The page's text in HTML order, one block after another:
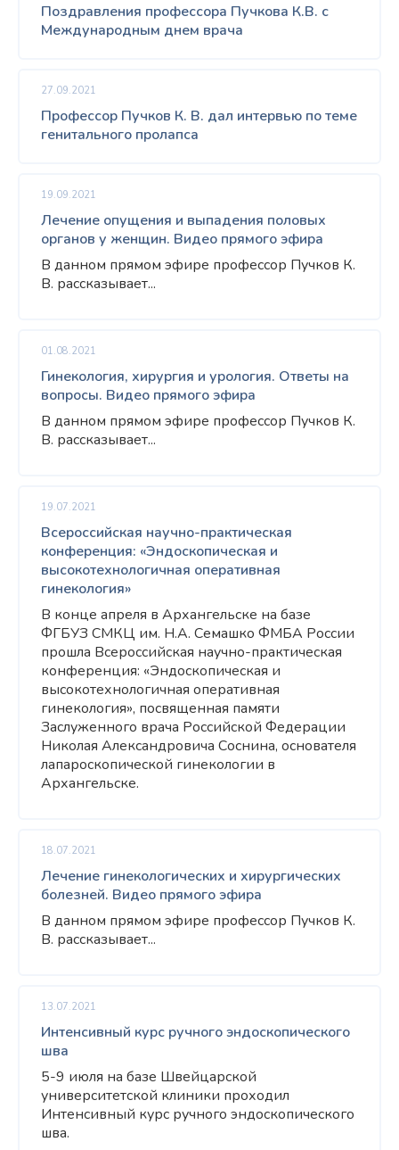
Поздравления профессора Пучкова К.В. с
Международным днем врача
27.09.2021
Профессор Пучков К. В. дал интервью по теме
генитального пролапса
19.09.2021
Лечение опущения и выпадения половых
органов у женщин. Видео прямого эфира
В данном прямом эфире профессор Пучков К.
В. рассказывает...
01.08.2021
Гинекология, хирургия и урология. Ответы на
вопросы. Видео прямого эфира
В данном прямом эфире профессор Пучков К.
В. рассказывает...
19.07.2021
Всероссийская научно-практическая
конференция: «Эндоскопическая и
высокотехнологичная оперативная
гинекология»
В конце апреля в Архангельске на базе
ФГБУЗ СМКЦ им. Н.А. Семашко ФМБА России
прошла Всероссийская научно-практическая
конференция: «Эндоскопическая и
высокотехнологичная оперативная
гинекология», посвященная памяти
Заслуженного врача Российской Федерации
Николая Александровича Соснина, основателя
лапароскопической гинекологии в
Архангельске.
18.07.2021
Лечение гинекологических и хирургических
болезней. Видео прямого эфира
В данном прямом эфире профессор Пучков К.
В. рассказывает...
13.07.2021
Интенсивный курс ручного эндоскопического
шва
5-9 июля на базе Швейцарской
университетской клиники проходил
Интенсивный курс ручного эндоскопического
шва.